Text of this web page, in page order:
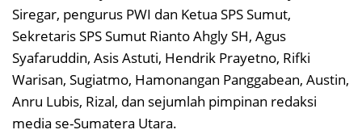
Siregar, pengurus PWI dan Ketua SPS Sumut,
Sekretaris SPS Sumut Rianto Ahgly SH, Agus
Syafaruddin, Asis Astuti, Hendrik Prayetno, Rifki
Warisan, Sugiatmo, Hamonangan Panggabean, Austin,
Anru Lubis, Rizal, dan sejumlah pimpinan redaksi
media se-Sumatera Utara.